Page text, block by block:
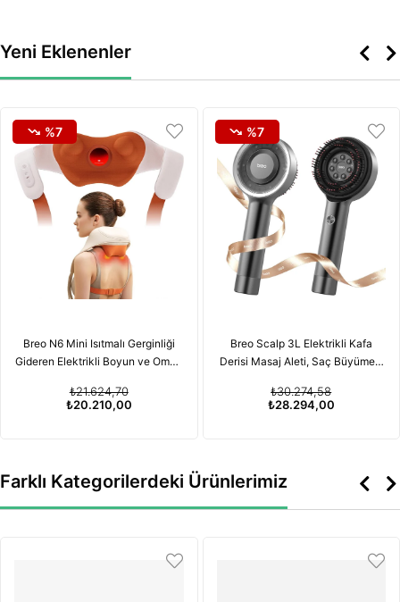
Yeni Eklenenler
Breo N6 Mini Isıtmalı Gerginliği
Gideren Elektrikli Boyun ve Omuz
₺20.210,00
₺21.624,70
%7
Breo Scalp 3L Elektrikli Kafa
Derisi Masaj Aleti, Saç Büyümesi
Özelliğiyle
₺28.294,00
₺30.274,58
%7
Farklı Kategorilerdeki Ürünlerimiz